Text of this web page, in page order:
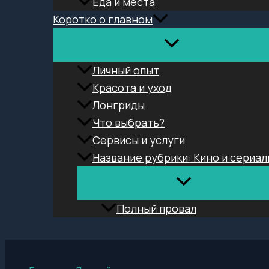
Коротко о главном
Личный опыт
Красота и уход
Лонгриды
Что выбрать?
Сервисы и услуги
Название рубрики: Кино и
Полный провал